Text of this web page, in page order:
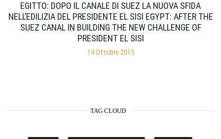
EGITTO: DOPO IL CANALE DI SUEZ LA NUOVA SFIDA
NELL’EDILIZIA DEL PRESIDENTE EL SISI EGYPT: AFTER THE
SUEZ CANAL IN BUILDING THE NEW CHALLENGE OF
PRESIDENT EL SISI
14 Ottobre 2015
TAG CLOUD